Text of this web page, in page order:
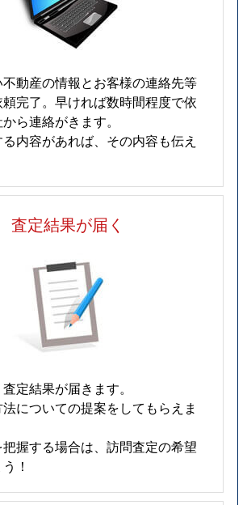
動産の情報とお客様の連絡先等
完了。早ければ数時間程度で依
ら連絡がきます。
内容があれば、その内容も伝え
査定結果が届く
定結果が届きます。
についての提案をしてもらえま
握する場合は、訪問査定の希望
！